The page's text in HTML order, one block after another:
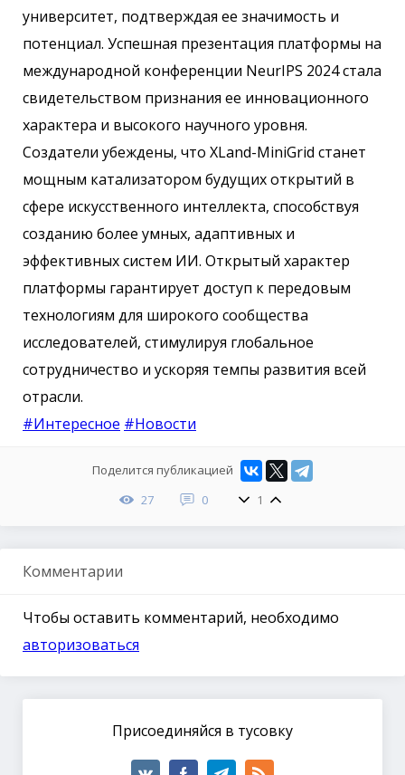
университет, подтверждая ее значимость и
потенциал. Успешная презентация платформы на
международной конференции NeurIPS 2024 стала
свидетельством признания ее инновационного
характера и высокого научного уровня.
Создатели убеждены, что XLand-MiniGrid станет
мощным катализатором будущих открытий в
сфере искусственного интеллекта, способствуя
созданию более умных, адаптивных и
эффективных систем ИИ. Открытый характер
платформы гарантирует доступ к передовым
технологиям для широкого сообщества
исследователей, стимулируя глобальное
сотрудничество и ускоряя темпы развития всей
отрасли.
#Интересное #Новости
Поделится публикацией
27
0 1
Комментарии
Чтобы оставить комментарий, необходимо
авторизоваться
Присоединяйся в тусовку